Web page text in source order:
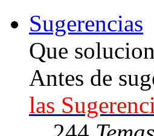
Sugerencias
Que
Antes de
las